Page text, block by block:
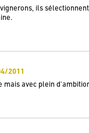
ils
2011
mais avec plein